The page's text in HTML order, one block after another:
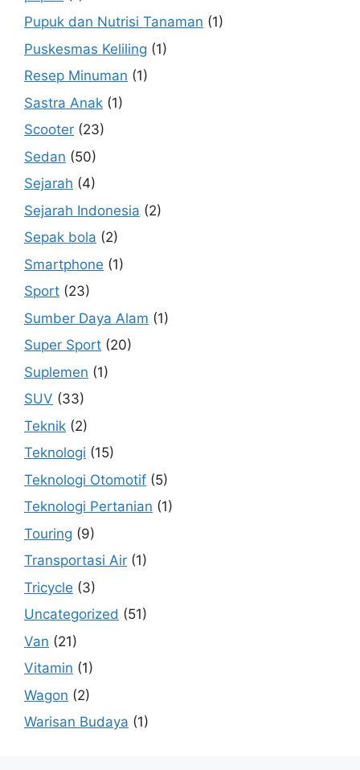
Pupuk dan Nutrisi Tanaman (1)
Puskesmas Keliling (1)
Resep Minuman (1)
Sastra Anak (1)
Scooter (23)
Sedan (50)
Sejarah (4)
Sejarah Indonesia (2)
Sepak bola (2)
Smartphone (1)
Sport (23)
Sumber Daya Alam (1)
Super Sport (20)
Suplemen (1)
SUV (33)
Teknik (2)
Teknologi (15)
Teknologi Otomotif (5)
Teknologi Pertanian (1)
Touring (9)
Transportasi Air (1)
Tricycle (3)
Uncategorized (51)
Van (21)
Vitamin (1)
Wagon (2)
Warisan Budaya (1)